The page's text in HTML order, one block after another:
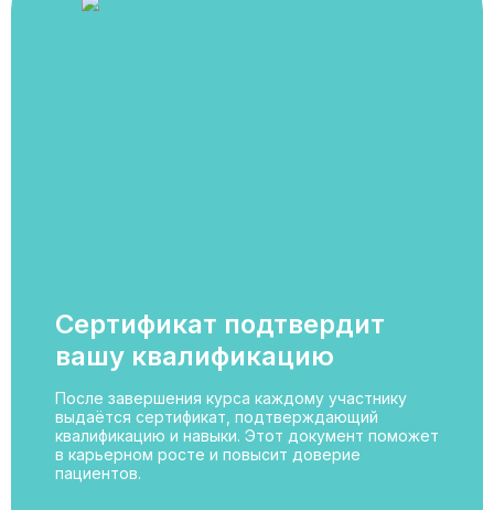
Сертификат подтвердит
вашу квалификацию
После завершения курса каждому участнику
выдаётся сертификат, подтверждающий
квалификацию и навыки. Этот документ поможет
в карьерном росте и повысит доверие
пациентов.